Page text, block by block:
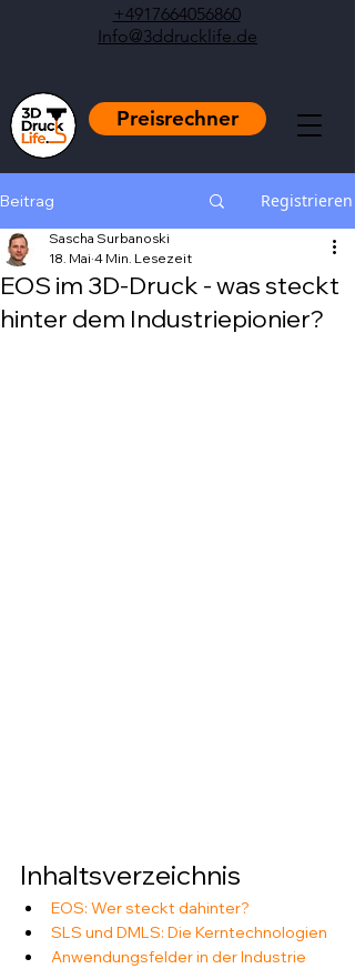
+4917664056860
Info@3ddrucklife.de
Preisrechner
Beitrag Registrieren
EOS im 3D-Druck - was steckt
hinter dem Industriepionier?
Sascha Surbanoski
18. Mai 4 Min. Lesezeit
Inhaltsverzeichnis
EOS: Wer steckt dahinter?
SLS und DMLS: Die Kerntechnologien
Anwendungsfelder in der Industrie